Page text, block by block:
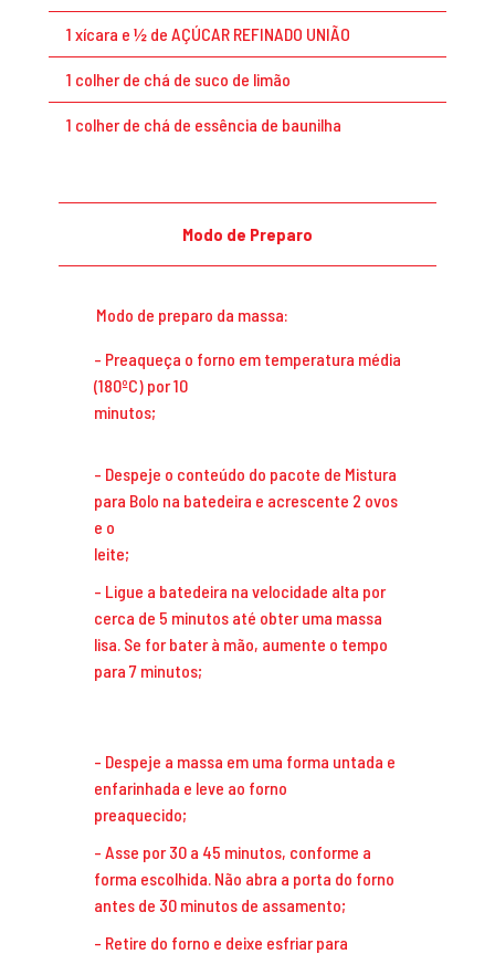
1 xícara e ½ de AÇÚCAR REFINADO UNIÃO
1 colher de chá de suco de limão
1 colher de chá de essência de baunilha
Modo de Preparo
Modo de preparo da massa:
Preaqueça o forno em temperatura média
(180ºC) por 10
Despeje o conteúdo do pacote de Mistura
para Bolo na batedeira e acrescente 2 ovos
e o
Ligue a batedeira na velocidade alta por
cerca de 5 minutos até obter uma massa
lisa. Se for bater à mão, aumente o tempo
para 7 minutos;
Despeje a massa em uma forma untada e
enfarinhada e leve ao forno
Asse por 30 a 45 minutos, conforme a
forma escolhida. Não abra a porta do forno
antes de 30 minutos de assamento;
Retire do forno e deixe esfriar para